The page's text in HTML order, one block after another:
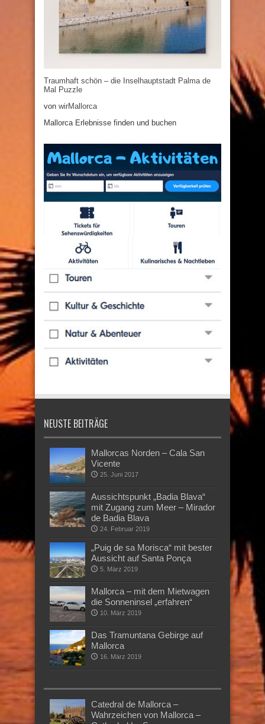
Traumhaft schön – die Inselhauptstadt Palma de
Mal Puzzle
von wirMallorca
Mallorca Erlebnisse finden und buchen
NEUSTE BEITRÄGE
Mallorcas Norden – Cala San
Vicente
25. Juni 2017
Aussichtspunkt „Badia Blava“
mit Zugang zum Meer – Mirador
de Badia Blava
24. Februar 2019
„Puig de sa Morisca“ mit bester
Aussicht auf Santa Ponça
5. März 2019
Mallorca – mit dem Mietwagen
die Sonneninsel „erfahren“
10. März 2019
Das Tramuntana Gebirge auf
Mallorca
16. März 2019
Catedral de Mallorca –
Wahrzeichen von Mallorca –